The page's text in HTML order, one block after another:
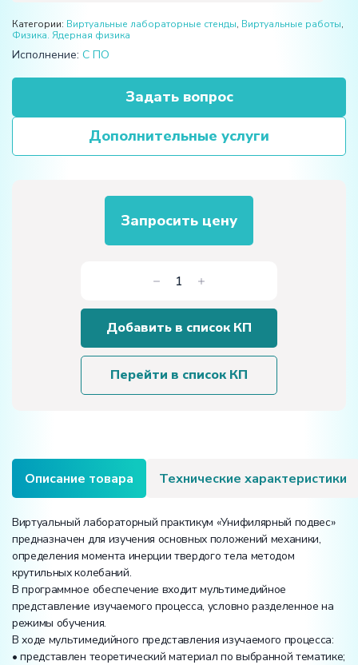
Категории: Виртуальные лабораторные стенды, Виртуальные работы,
Физика. Ядерная физика
Исполнение: С ПО
Задать вопрос
Дополнительные услуги
Запросить цену
Количество
товара
Виртуальный
лабораторный
практикум
"Унифилярный
Добавить в список КП
Перейти в список КП
Описание товара Технические характеристики
Виртуальный лабораторный практикум «Унифилярный подвес»
предназначен для изучения основных положений механики,
определения момента инерции твердого тела методом
крутильных колебаний.
В программное обеспечение входит мультимедийное
представление изучаемого процесса, условно разделенное на
режимы обучения.
В ходе мультимедийного представления изучаемого процесса:
• представлен теоретический материал по выбранной тематике;